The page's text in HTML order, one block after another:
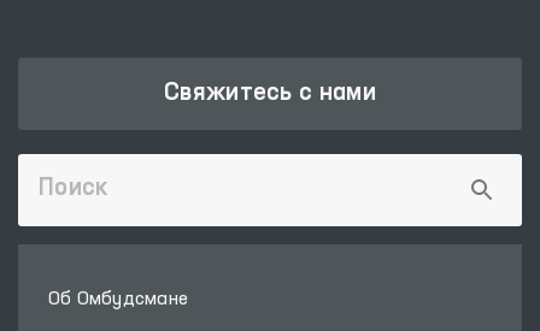
Свяжитесь с нами
Об Омбудсмане